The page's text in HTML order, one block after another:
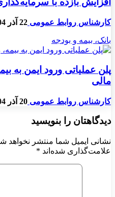
کارشناس روابط عمومی 22 آذر 1404
بانک، بیمه و بودجه
پلن عملیاتی ورود ایمن
مالی
کارشناس روابط عمومی 20 آذر 1404
دیدگاهتان را بنویسید
نشانی ایمیل شما منتشر نخواهد
علامت‌گذاری شده‌اند *